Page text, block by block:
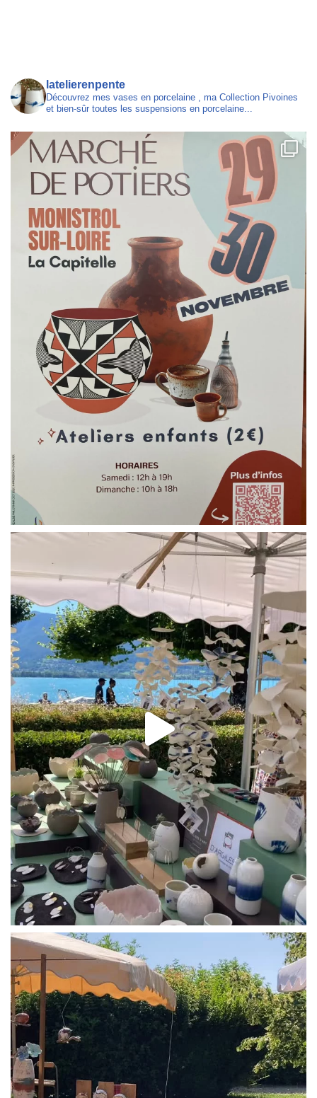
latelierenpente
Découvrez mes vases en porcelaine , ma Collection Pivoines
et bien-sûr toutes les suspensions en porcelaine...